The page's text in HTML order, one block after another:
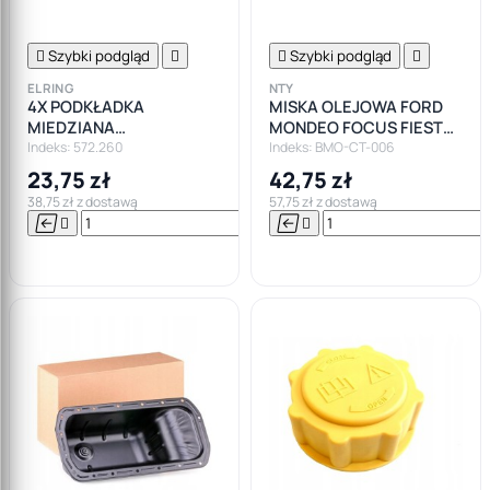
 Szybki podgląd 
ELRING
4X PODKŁADKA
MIEDZIANA
WTRYSKIWACZA BMW
DIESEL OPEL FORD VW
CITROEN
Indeks: 572.260
23,75 zł
38,75 zł z dostawą
  

 Szybki podgląd 
NTY
MISKA OLEJOWA FORD
MONDEO FOCUS FIESTA
1.5 1.6 TDC
Indeks: BMO-CT-006
42,75 zł
57,75 zł z dostawą
 